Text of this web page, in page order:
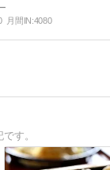
月間IN:4080
す。